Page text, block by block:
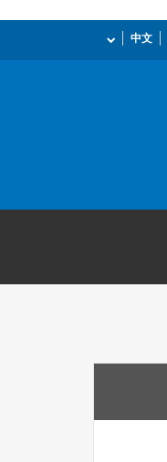
中文